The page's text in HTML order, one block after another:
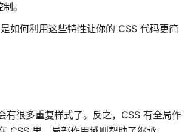
。
如何利用这些特性让你的 CSS 代码更简
有很多重复样式了。反之，CSS 有全局作